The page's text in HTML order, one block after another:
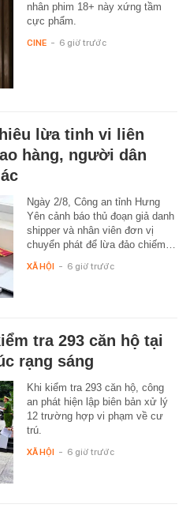
nhân phim 18+ này xứng tầm
cực phẩm.
CINE - 6 giờ trước
lừa tinh vi liên
hàng, người dân
Ngày 2/8, Công an tỉnh Hưng
Yên cảnh báo thủ đoạn giả danh
shipper và nhân viên đơn vị
chuyển phát để lừa đảo chiếm…
XÃ HỘI - 6 giờ trước
tra 293 căn hộ tại
rạng sáng
Khi kiểm tra 293 căn hộ, công
an phát hiện lập biên bản xử lý
12 trường hợp vi phạm về cư
trú.
XÃ HỘI - 6 giờ trước